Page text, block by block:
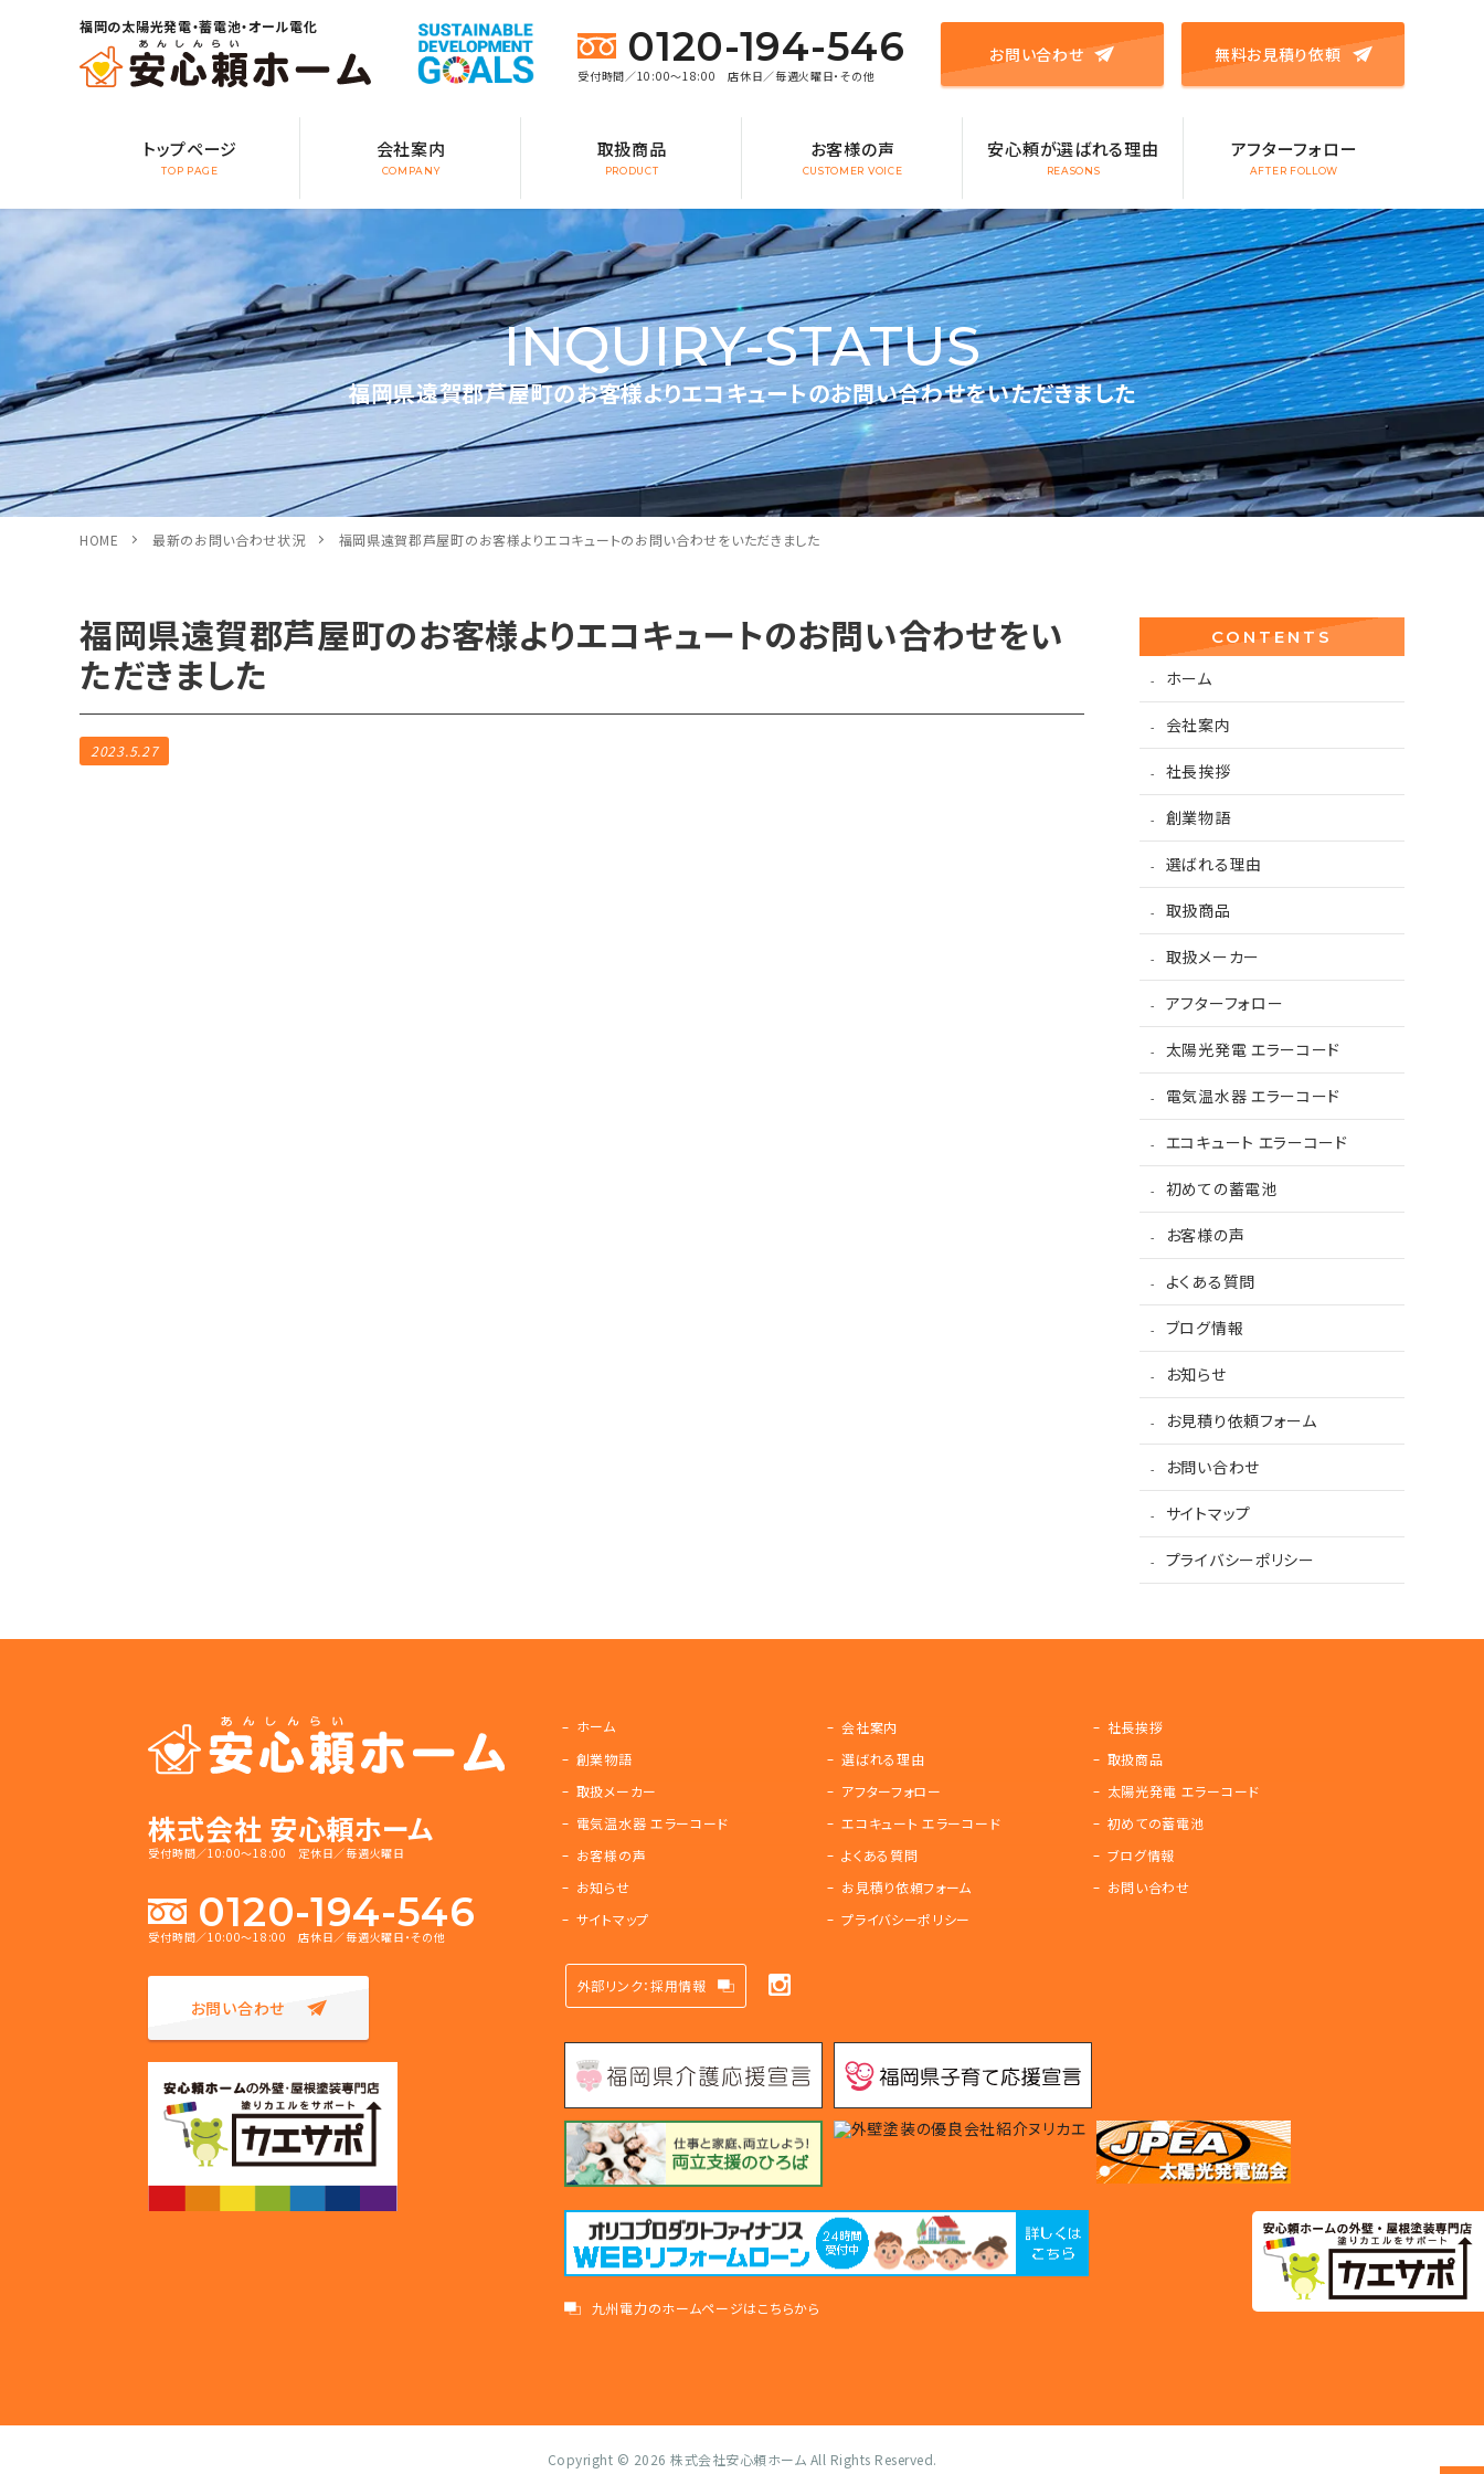
福岡の太陽光発電・蓄電池・オール電化 0120-194-546
受付時間／10:00～18:00 店休日／毎週火曜日・その他
お問い合わせ 無料お見積り依頼
トップページ
TOP PAGE
会社案内
COMPANY
取扱商品
PRODUCT
お客様の声
CUSTOMER VOICE
安心頼が選ばれる理由
REASONS
アフターフォロー
AFTER FOLLOW
INQUIRY-STATUS
福岡県遠賀郡芦屋町のお客様よりエコキュートのお問い合わせをいただきました
HOME 最新のお問い合わせ状況 福岡県遠賀郡芦屋町のお客様よりエコキュートのお問い合わせをいただきました
福岡県遠賀郡芦屋町のお客様よりエコキュートのお問い合わせをい
ただきました
2023.5.27
CONTENTS
ホーム
会社案内
社長挨拶
創業物語
選ばれる理由
取扱商品
取扱メーカー
アフターフォロー
太陽光発電 エラーコード
電気温水器 エラーコード
エコキュート エラーコード
初めての蓄電池
お客様の声
よくある質問
ブログ情報
お知らせ
お見積り依頼フォーム
お問い合わせ
サイトマップ
プライバシーポリシー
株式会社 安心頼ホーム
受付時間／10:00～18:00 定休日／毎週火曜日
0120-194-546
受付時間／10:00～18:00 店休日／毎週火曜日・その他
お問い合わせ
ホーム 会社案内
社長挨拶
創業物語
選ばれる理由
取扱商品
取扱メーカー
アフターフォロー
太陽光発電 エラーコード
電気温水器 エラーコード
エコキュート エラーコード
初めての蓄電池
お客様の声
よくある質問
ブログ情報
お知らせ
お見積り依頼フォーム
お問い合わせ
サイトマップ
プライバシーポリシー
外部リンク：採用情報
九州電力のホームページはこちらから
Copyright © 2026 株式会社安心頼ホーム All Rights Reserved.